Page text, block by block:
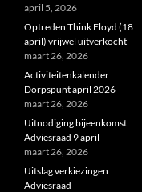
april 5, 2026
Optreden Think Floyd (18
april) vrijwel uitverkocht
maart 26, 2026
Activiteitenkalender
Dorpspunt april 2026
maart 26, 2026
Uitnodiging bijeenkomst
Adviesraad 9 april
maart 26, 2026
Uitslag verkiezingen
Adviesraad